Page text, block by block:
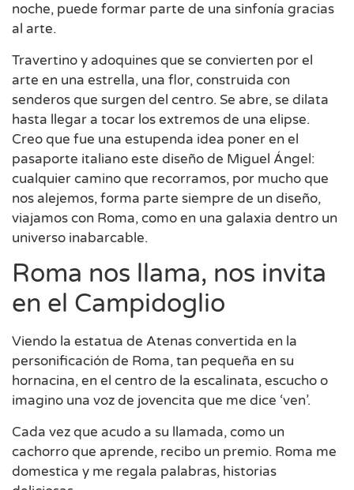
noche, puede formar parte de una sinfonía gracias
al arte.
Travertino y adoquines que se convierten por el
arte en una estrella, una flor, construida con
senderos que surgen del centro. Se abre, se dilata
hasta llegar a tocar los extremos de una elipse.
Creo que fue una estupenda idea poner en el
pasaporte italiano este diseño de Miguel Ángel:
cualquier camino que recorramos, por mucho que
nos alejemos, forma parte siempre de un diseño,
viajamos con Roma, como en una galaxia dentro un
universo inabarcable.
Roma nos llama, nos invita
en el Campidoglio
Viendo la estatua de Atenas convertida en la
personificación de Roma, tan pequeña en su
hornacina, en el centro de la escalinata, escucho o
imagino una voz de jovencita que me dice ‘ven’.
Cada vez que acudo a su llamada, como un
cachorro que aprende, recibo un premio. Roma me
domestica y me regala palabras, historias